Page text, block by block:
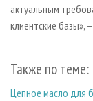
актуальным
клиентские базы»,
Также по теме:
Цепное масло для